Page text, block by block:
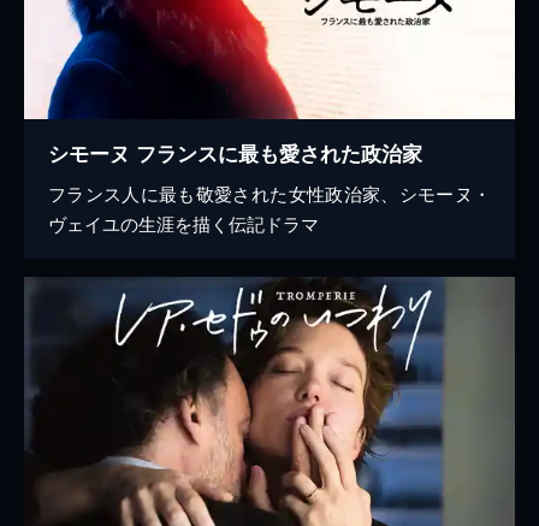
シモーヌ フランスに最も愛された政治家
フランス人に最も敬愛された女性政治家、シモーヌ・
ヴェイユの生涯を描く伝記ドラマ